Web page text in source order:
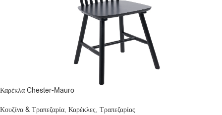
Καρέκλα Chester-Mauro
Κουζίνα & Τραπεζαρία, Καρέκλες, Τραπεζαρίας